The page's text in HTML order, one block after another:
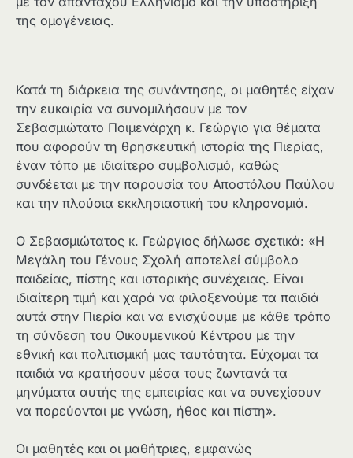
της ομογένειας.
Κατά τη διάρκεια της συνάντησης, οι μαθητές είχαν
την ευκαιρία να συνομιλήσουν με τον
Σεβασμιώτατο Ποιμενάρχη κ. Γεώργιο για θέματα
που αφορούν τη θρησκευτική ιστορία της Πιερίας,
έναν τόπο με ιδιαίτερο συμβολισμό, καθώς
συνδέεται με την παρουσία του Αποστόλου Παύλου
και την πλούσια εκκλησιαστική του κληρονομιά.
Ο Σεβασμιώτατος κ. Γεώργιος δήλωσε σχετικά: «Η
Μεγάλη του Γένους Σχολή αποτελεί σύμβολο
παιδείας, πίστης και ιστορικής συνέχειας. Είναι
ιδιαίτερη τιμή και χαρά να φιλοξενούμε τα παιδιά
αυτά στην Πιερία και να ενισχύουμε με κάθε τρόπο
τη σύνδεση του Οικουμενικού Κέντρου με την
εθνική και πολιτισμική μας ταυτότητα. Εύχομαι τα
παιδιά να κρατήσουν μέσα τους ζωντανά τα
μηνύματα αυτής της εμπειρίας και να συνεχίσουν
να πορεύονται με γνώση, ήθος και πίστη».
Οι μαθητές και οι μαθήτριες, εμφανώς